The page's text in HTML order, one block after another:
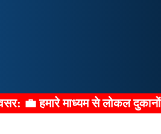
दुकानों से खरीदारी करके